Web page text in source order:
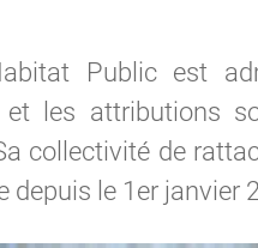
Public est
et les attributions
collectivité de
depuis le 1er janvier